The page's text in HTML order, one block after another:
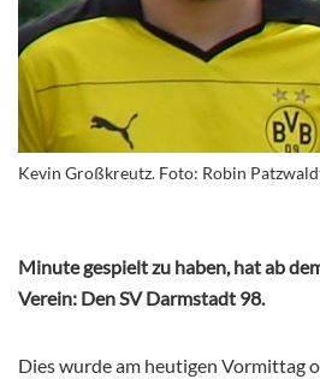
Kevin Großkreutz. Foto: Robin
Minute gespielt zu haben, hat ab
Verein: Den SV Darmstadt 98.
Dies wurde am heutigen Vormittag